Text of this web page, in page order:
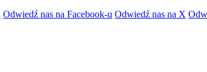
Odwiedź nas na Facebook-u Odwiedź nas na X